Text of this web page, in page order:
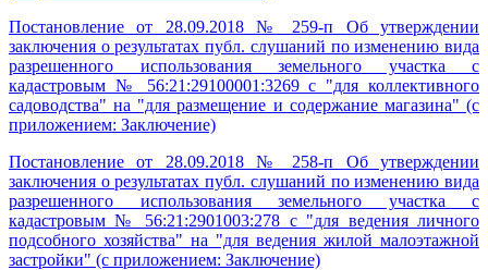
Постановление от 28.09.2018 № 259-п Об утверждении
заключения о результатах публ. слушаний по изменению вида
разрешенного использования земельного участка с
кадастровым № 56:21:29100001:3269 с "для коллективного
садоводства" на "для размещение и содержание магазина" (с
приложением: Заключение)
Постановление от 28.09.2018 № 258-п Об утверждении
заключения о результатах публ. слушаний по изменению вида
разрешенного использования земельного участка с
кадастровым № 56:21:2901003:278 с "для ведения личного
подсобного хозяйства" на "для ведения жилой малоэтажной
застройки" (с приложением: Заключение)